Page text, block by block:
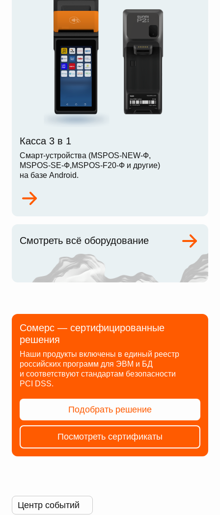
Касса 3 в 1
Смарт-устройства (MSPOS-NEW-Ф,
MSPOS-SE-Ф,MSPOS-F20-Ф и другие)
на базе Android.
Смотреть всё оборудование
Подобрать решение
Посмотреть сертификаты
Сомерс — сертифицированные
решения
Наши продукты включены в единый реестр
российских программ для ЭВМ и БД
и соответствуют стандартам безопасности
PCI DSS.
Центр событий
Смотреть всё